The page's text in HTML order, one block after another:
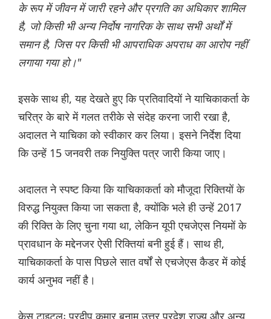
के रूप में जीवन में जारी रहने और प्रगति का अधिकार शामिल
है, जो किसी भी अन्य निर्दोष नागरिक के साथ सभी अर्थों में
समान है, जिस पर किसी भी आपराधिक अपराध का आरोप नहीं
लगाया गया हो।"
इसके साथ ही, यह देखते हुए कि प्रतिवादियों ने याचिकाकर्ता के
चरित्र के बारे में गलत तरीके से संदेह करना जारी रखा है,
अदालत ने याचिका को स्वीकार कर लिया। इसने निर्देश दिया
कि उन्हें 15 जनवरी तक नियुक्ति पत्र जारी किया जाए।
अदालत ने स्पष्ट किया कि याचिकाकर्ता को मौजूदा रिक्तियों के
विरुद्ध नियुक्त किया जा सकता है, क्योंकि भले ही उन्हें 2017
की रिक्ति के लिए चुना गया था, लेकिन यूपी एचजेएस नियमों के
प्रावधान के मद्देनजर ऐसी रिक्तियां बनी हुई हैं। साथ ही,
याचिकाकर्ता के पास पिछले सात वर्षों से एचजेएस कैडर में कोई
कार्य अनुभव नहीं है।